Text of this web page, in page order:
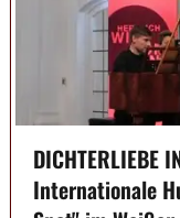
DICHTERLIEBE
Internationale